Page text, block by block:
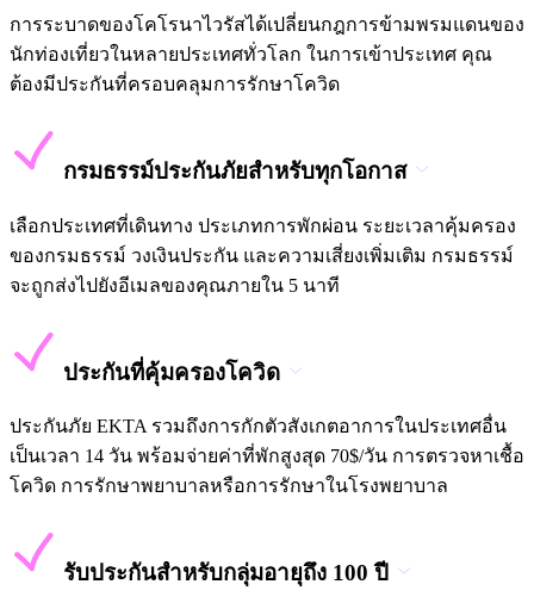
การระบาดของโคโรนาไวรัสได้เปลี่ยนกฎการข้ามพรมแดนของ
นักท่องเที่ยวในหลายประเทศทั่วโลก ในการเข้าประเทศ คุณ
ต้องมีประกันที่ครอบคลุมการรักษาโควิด
กรมธรรม์ประกันภัยสำหรับทุกโอกาส
เลือกประเทศที่เดินทาง ประเภทการพักผ่อน ระยะเวลาคุ้มครอง
ของกรมธรรม์ วงเงินประกัน และความเสี่ยงเพิ่มเติม กรมธรรม์
จะถูกส่งไปยังอีเมลของคุณภายใน 5 นาที
ประกันที่คุ้มครองโควิด
ประกันภัย EKTA รวมถึงการกักตัวสังเกตอาการในประเทศอื่น
เป็นเวลา 14 วัน พร้อมจ่ายค่าที่พักสูงสุด 70$/วัน การตรวจหาเชื้อ
โควิด การรักษาพยาบาลหรือการรักษาในโรงพยาบาล
รับประกันสำหรับกลุ่มอายุถึง 100 ปี